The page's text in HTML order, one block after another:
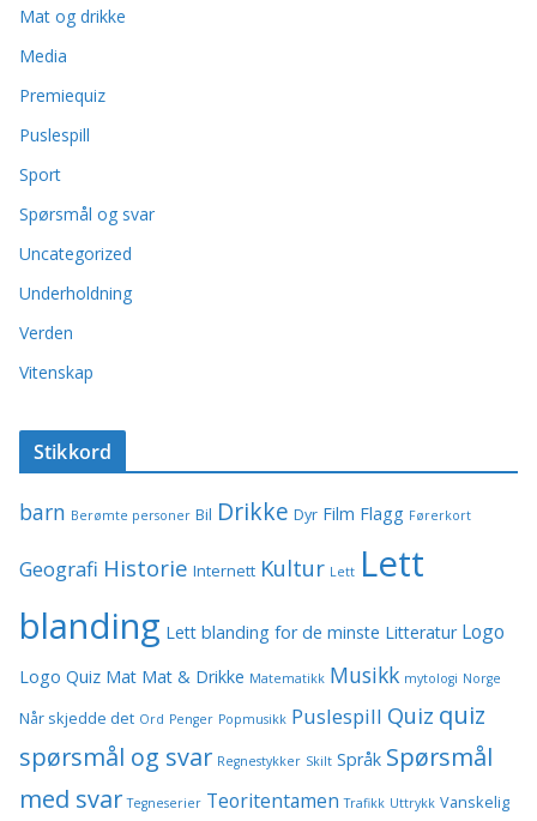
Mat og drikke
Media
Premiequiz
Puslespill
Sport
Spørsmål og svar
Uncategorized
Underholdning
Verden
Vitenskap
Stikkord
barn Berømte personer Bil Drikke Dyr Film Flagg Førerkort
Geografi Historie Internett Kultur Lett Lett
blanding Lett blanding for de minste Litteratur Logo
Logo Quiz Mat Mat & Drikke Matematikk Musikk mytologi Norge
Når skjedde det Ord Penger Popmusikk Puslespill Quiz quiz
spørsmål og svar Regnestykker Skilt Språk Spørsmål
med svar Tegneserier Teoritentamen Trafikk Uttrykk Vanskelig